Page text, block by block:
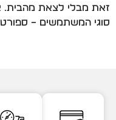
זאת מבלי לצאת מהבית.
סוגי המשתמשים –